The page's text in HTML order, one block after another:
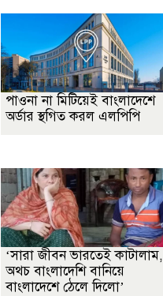
পাওনা না মিটিয়েই বাংলাদেশে
অর্ডার স্থগিত করল এলপিপি
‘সারা জীবন ভারতেই কাটালাম,
অথচ বাংলাদেশি বানিয়ে
বাংলাদেশে ঠেলে দিলো’